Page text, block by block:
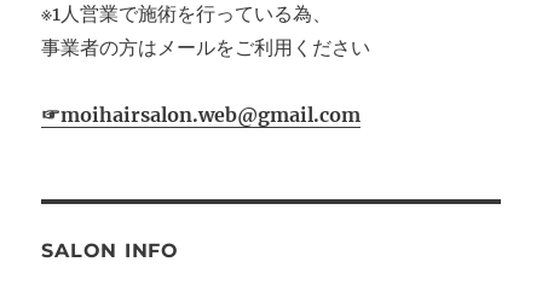
※1人営業で施術を行っている為、
事業者の方はメールをご利用ください
☞moihairsalon.web@gmail.com
SALON INFO